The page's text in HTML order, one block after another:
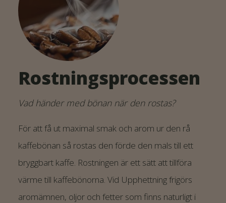
Rostningsprocessen
Vad händer med bönan när den rostas?
För att få ut maximal smak och arom ur den rå
kaffebönan så rostas den förde den mals till ett
bryggbart kaffe. Rostningen är ett sätt att tillföra
värme till kaffebönorna. Vid Upphettning frigörs
aromämnen, oljor och fetter som finns naturligt i